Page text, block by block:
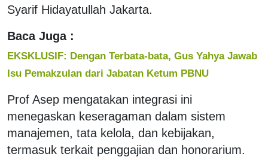
Syarif Hidayatullah Jakarta.
Baca Juga :
EKSKLUSIF: Dengan Terbata-bata, Gus Yahya Jawab
Isu Pemakzulan dari Jabatan Ketum PBNU
Prof Asep mengatakan integrasi ini
menegaskan keseragaman dalam sistem
manajemen, tata kelola, dan kebijakan,
termasuk terkait penggajian dan honorarium.